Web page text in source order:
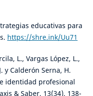
educativas para
https://shre.ink/Uu71
L., Vargas López, L.,
y Calderón Serna, H.
identidad profesional
& Saber, 13(34), 138-